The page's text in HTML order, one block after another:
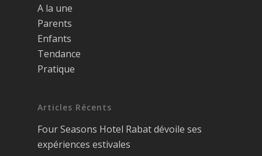
A la une
Parents
Enfants
Tendance
Pratique
Articles Récents
Four Seasons Hotel Rabat dévoile ses
expériences estivales